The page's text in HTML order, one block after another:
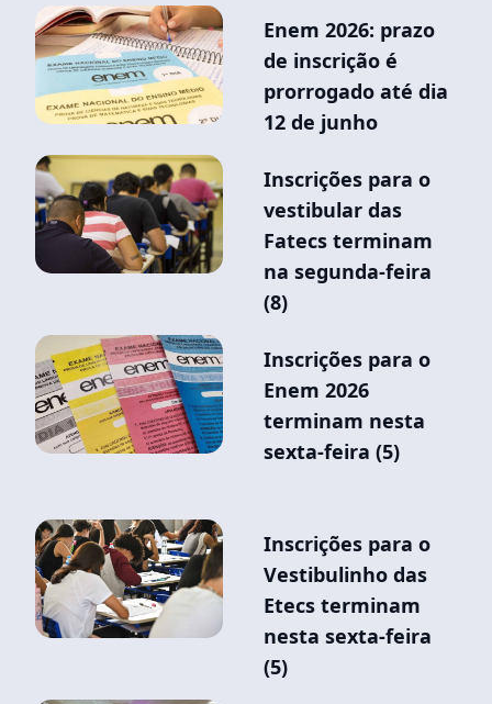
Enem 2026: prazo
de inscrição é
prorrogado até dia
12 de junho
Inscrições para o
vestibular das
Fatecs terminam
na segunda-feira
(8)
Inscrições para o
Enem 2026
terminam nesta
sexta-feira (5)
Inscrições para o
Vestibulinho das
Etecs terminam
nesta sexta-feira
(5)